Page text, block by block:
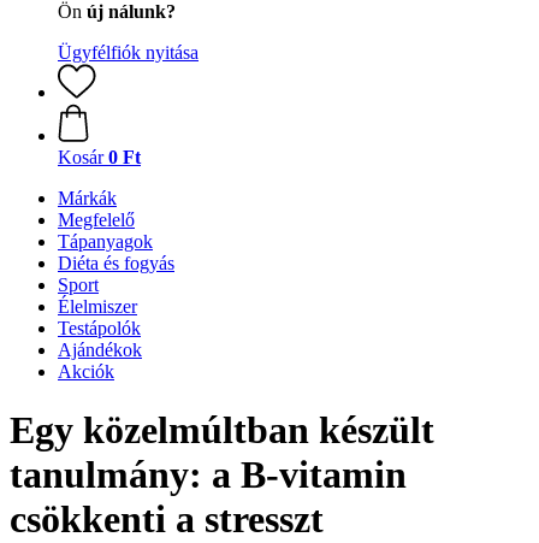
Ön új nálunk?
Ügyfélfiók nyitása
Kosár 0 Ft
Márkák
Megfelelő
Tápanyagok
Diéta és fogyás
Sport
Élelmiszer
Testápolók
Ajándékok
Akciók
Egy közelmúltban készült
tanulmány: a B-vitamin
csökkenti a stresszt